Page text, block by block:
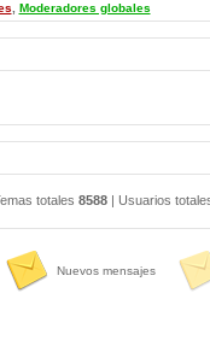
Moderadores globales
totales 8588| Usuarios
Nuevos mensajes